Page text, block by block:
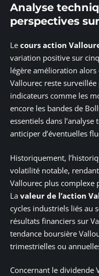
Analyse
perspectives
Le cours action
variation positive sur
légère amélioration
Vallourec reste
indicateurs comme les
encore les bandes de
essentiels dans
anticiper d’éventuelles
Historiquement,
volatilité notable,
Vallourec plus complexe
La valeur de l’action
cycles industriels liés au
résultats financiers sur
tendance boursière
trimestrielles ou
Concernant le dividende